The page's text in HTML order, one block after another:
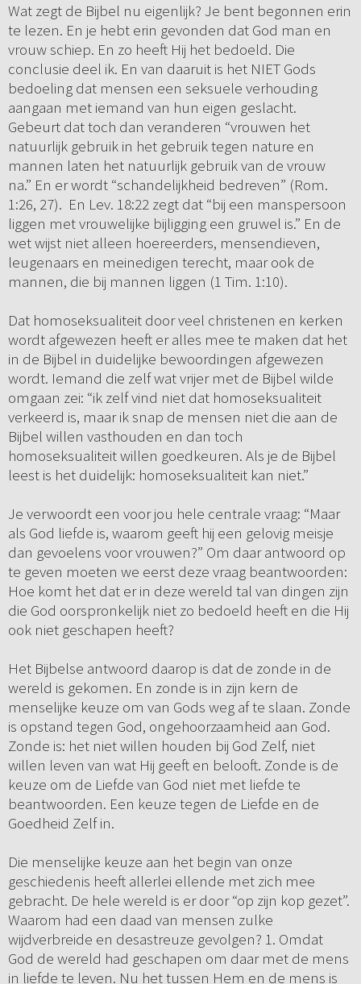
Wat zegt de Bijbel nu eigenlijk? Je bent begonnen erin
te lezen. En je hebt erin gevonden dat God man en
vrouw schiep. En zo heeft Hij het bedoeld. Die
conclusie deel ik. En van daaruit is het NIET Gods
bedoeling dat mensen een seksuele verhouding
aangaan met iemand van hun eigen geslacht.
Gebeurt dat toch dan veranderen “vrouwen het
natuurlijk gebruik in het gebruik tegen nature en
mannen laten het natuurlijk gebruik van de vrouw
na.” En er wordt “schandelijkheid bedreven” (Rom.
1:26, 27). En Lev. 18:22 zegt dat “bij een manspersoon
liggen met vrouwelijke bijligging een gruwel is.” En de
wet wijst niet alleen hoereerders, mensendieven,
leugenaars en meinedigen terecht, maar ook de
mannen, die bij mannen liggen (1 Tim. 1:10).
Dat homoseksualiteit door veel christenen en kerken
wordt afgewezen heeft er alles mee te maken dat het
in de Bijbel in duidelijke bewoordingen afgewezen
wordt. Iemand die zelf wat vrijer met de Bijbel wilde
omgaan zei: “ik zelf vind niet dat homoseksualiteit
verkeerd is, maar ik snap de mensen niet die aan de
Bijbel willen vasthouden en dan toch
homoseksualiteit willen goedkeuren. Als je de Bijbel
leest is het duidelijk: homoseksualiteit kan niet.”
Je verwoordt een voor jou hele centrale vraag: “Maar
als God liefde is, waarom geeft hij een gelovig meisje
dan gevoelens voor vrouwen?” Om daar antwoord op
te geven moeten we eerst deze vraag beantwoorden:
Hoe komt het dat er in deze wereld tal van dingen zijn
die God oorspronkelijk niet zo bedoeld heeft en die Hij
ook niet geschapen heeft?
Het Bijbelse antwoord daarop is dat de zonde in de
wereld is gekomen. En zonde is in zijn kern de
menselijke keuze om van Gods weg af te slaan. Zonde
is opstand tegen God, ongehoorzaamheid aan God.
Zonde is: het niet willen houden bij God Zelf, niet
willen leven van wat Hij geeft en belooft. Zonde is de
keuze om de Liefde van God niet met liefde te
beantwoorden. Een keuze tegen de Liefde en de
Goedheid Zelf in.
Die menselijke keuze aan het begin van onze
geschiedenis heeft allerlei ellende met zich mee
gebracht. De hele wereld is er door “op zijn kop gezet”.
Waarom had een daad van mensen zulke
wijdverbreide en desastreuze gevolgen? 1. Omdat
God de wereld had geschapen om daar met de mens
in liefde te leven. Nu het tussen Hem en de mens is